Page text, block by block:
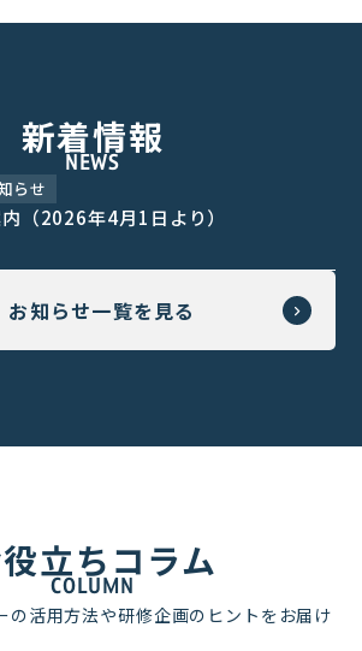
新着情報
NEWS
らせ
（2026年4月1日より）
お知らせ一覧を見る
立ちコラム
COLUMN
の活用方法や研修企画のヒントをお届け